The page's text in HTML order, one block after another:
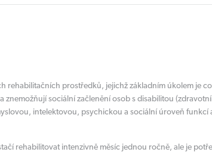
prostředků, jejichž základním úkolem je
sociální začlenění osob s disabilitou
intelektovou, psychickou a sociální úroveň
rehabilitovat intenzivně měsíc jednou ročně, ale je